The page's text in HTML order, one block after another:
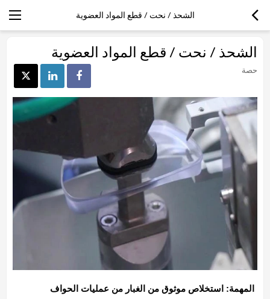
الشحذ / نحت / قطع المواد العضوية
الشحذ / نحت / قطع المواد العضوية
حصة
المهمة: استخلاص موثوق من الغبار من عمليات الحواف